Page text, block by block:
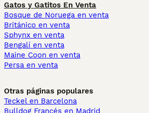
Gatos y Gatitos En Venta
Bosque de Noruega en venta
Británico en venta
Sphynx en venta
Bengalí en venta
Maine Coon en venta
Persa en venta
Otras páginas populares
Teckel en Barcelona